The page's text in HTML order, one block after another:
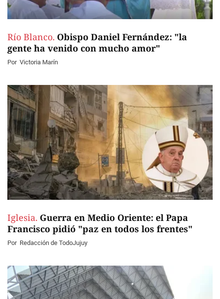
Río Blanco. Obispo Daniel Fernández: "la
gente ha venido con mucho amor"
Por Victoria Marín
Iglesia. Guerra en Medio Oriente: el Papa
Francisco pidió "paz en todos los frentes"
Por Redacción de TodoJujuy